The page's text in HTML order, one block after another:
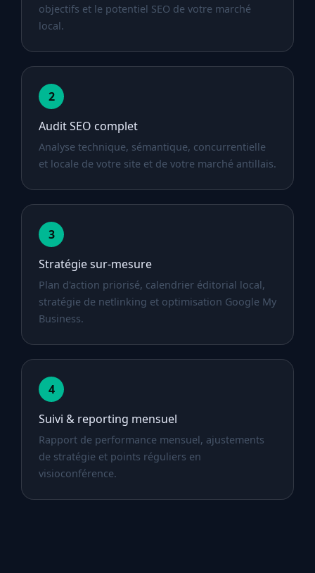
objectifs et le potentiel SEO de votre marché
local.
2
Audit SEO complet
Analyse technique, sémantique, concurrentielle
et locale de votre site et de votre marché antillais.
3
Stratégie sur-mesure
Plan d'action priorisé, calendrier éditorial local,
stratégie de netlinking et optimisation Google My
Business.
4
Suivi & reporting mensuel
Rapport de performance mensuel, ajustements
de stratégie et points réguliers en
visioconférence.